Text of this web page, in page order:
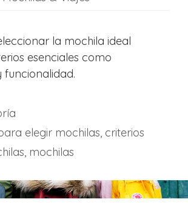
la mochila ideal
esenciales como
elegir mochilas, criterios
, mochilas